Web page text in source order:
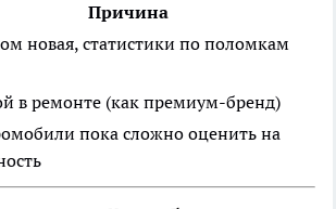
Причина
новая, статистики по поломкам
в ремонте (как премиум-бренд)
пока сложно оценить на